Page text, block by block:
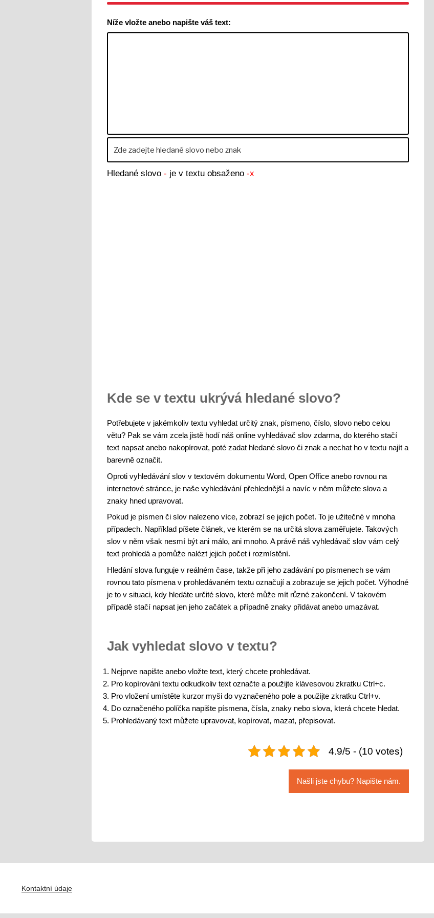
Níže vložte anebo napište váš text:
Hledané slovo- je v textu obsaženo-x
Kde se v textu ukrývá hledané slovo?
Potřebujete v jakémkoliv textu vyhledat určitý znak, písmeno, číslo, slovo nebo celou
větu? Pak se vám zcela jistě hodí náš online vyhledávač slov zdarma, do kterého stačí
text napsat anebo nakopírovat, poté zadat hledané slovo či znak a nechat ho v textu najít a
barevně označit.
Oproti vyhledávání slov v textovém dokumentu Word, Open Office anebo rovnou na
internetové stránce, je naše vyhledávání přehlednější a navíc v něm můžete slova a
znaky hned upravovat.
Pokud je písmen či slov nalezeno více, zobrazí se jejich počet. To je užitečné v mnoha
případech. Například píšete článek, ve kterém se na určitá slova zaměřujete. Takových
slov v něm však nesmí být ani málo, ani mnoho. A právě náš vyhledávač slov vám celý
text prohledá a pomůže nalézt jejich počet i rozmístění.
Hledání slova funguje v reálném čase, takže při jeho zadávání po písmenech se vám
rovnou tato písmena v prohledávaném textu označují a zobrazuje se jejich počet. Výhodné
je to v situaci, kdy hledáte určité slovo, které může mít různé zakončení. V takovém
případě stačí napsat jen jeho začátek a případně znaky přidávat anebo umazávat.
Jak vyhledat slovo v textu?
Nejprve napište anebo vložte text, který chcete prohledávat.
Pro kopírování textu odkudkoliv text označte a použijte klávesovou zkratku Ctrl+c.
Pro vložení umístěte kurzor myši do vyznačeného pole a použijte zkratku Ctrl+v.
Do označeného políčka napište písmena, čísla, znaky nebo slova, která chcete hledat.
Prohledávaný text můžete upravovat, kopírovat, mazat, přepisovat.
4.9/5 - (10 votes)
Našli jste chybu? Napište nám.
Kontaktní údaje